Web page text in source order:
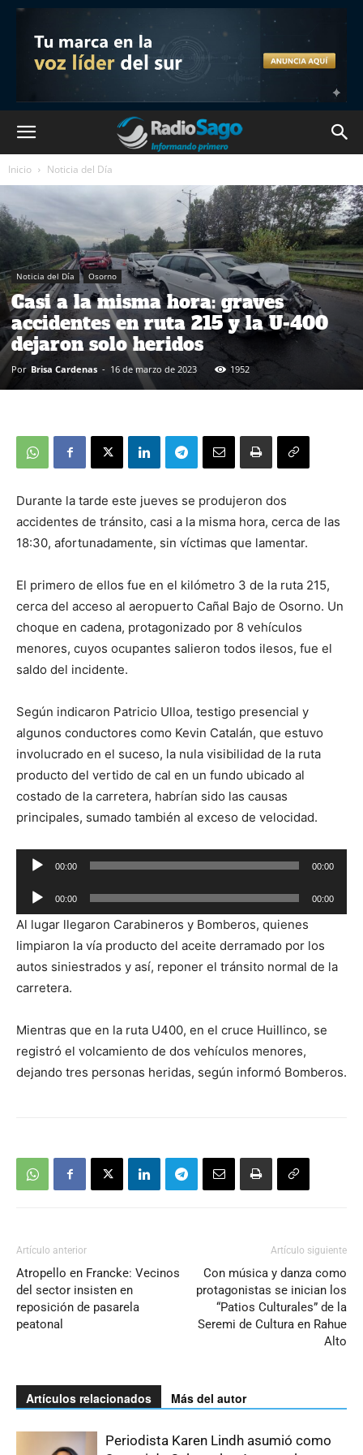
Inicio Noticia del Día
Noticia del Día Osorno
Casi a la misma hora: graves
accidentes en ruta 215 y la U-400
dejaron solo heridos
Por Brisa Cardenas - 16 de marzo de 2023 1952
Durante la tarde este jueves se produjeron dos
accidentes de tránsito, casi a la misma hora, cerca de las
18:30, afortunadamente, sin víctimas que lamentar.
El primero de ellos fue en el kilómetro 3 de la ruta 215,
cerca del acceso al aeropuerto Cañal Bajo de Osorno. Un
choque en cadena, protagonizado por 8 vehículos
menores, cuyos ocupantes salieron todos ilesos, fue el
saldo del incidente.
Según indicaron Patricio Ulloa, testigo presencial y
algunos conductores como Kevin Catalán, que estuvo
involucrado en el suceso, la nula visibilidad de la ruta
producto del vertido de cal en un fundo ubicado al
costado de la carretera, habrían sido las causas
principales, sumado también al exceso de velocidad.
Reproductor
audio
00:00 00:00
Reproductor
de
audio
00:00 00:00
Al lugar llegaron Carabineros y Bomberos, quienes
limpiaron la vía producto del aceite derramado por los
autos siniestrados y así, reponer el tránsito normal de la
carretera.
Mientras que en la ruta U400, en el cruce Huillinco, se
registró el volcamiento de dos vehículos menores,
dejando tres personas heridas, según informó Bomberos.
Artículo anterior
Atropello en Francke: Vecinos
del sector insisten en
reposición de pasarela
peatonal
Artículo siguiente
Con música y danza como
protagonistas se inician los
“Patios Culturales” de la
Seremi de Cultura en Rahue
Alto
Artículos relacionados Más del autor
Periodista Karen Lindh asumió como